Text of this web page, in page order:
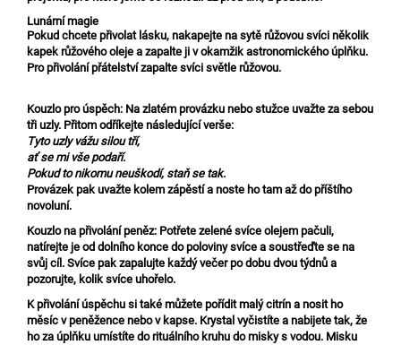
Lunární magie
Pokud chcete přivolat lásku, nakapejte na sytě růžovou svíci několik
kapek růžového oleje a zapalte ji v okamžik astronomického úplňku.
Pro přivolání přátelství zapalte svíci světle růžovou.
Kouzlo pro úspěch: Na zlatém provázku nebo stužce uvažte za sebou
tři uzly. Přitom odříkejte následující verše:
Tyto uzly vážu silou tří,
ať se mi vše podaří.
Pokud to nikomu neuškodí, staň se tak.
Provázek pak uvažte kolem zápěstí a noste ho tam až do příštího
novoluní.
Kouzlo na přivolání peněz: Potřete zelené svíce olejem pačuli,
natírejte je od dolního konce do poloviny svíce a soustřeďte se na
svůj cíl. Svíce pak zapalujte každý večer po dobu dvou týdnů a
pozorujte, kolik svíce uhořelo.
K přivolání úspěchu si také můžete pořídit malý citrín a nosit ho
měsíc v peněžence nebo v kapse. Krystal vyčistíte a nabijete tak, že
ho za úplňku umístíte do rituálního kruhu do misky s vodou. Misku